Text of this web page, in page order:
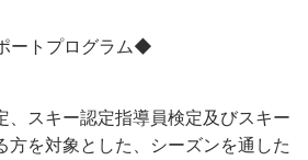
ートプログラム◆
スキー認定指導員検定及びスキー
方を対象とした、シーズンを通した